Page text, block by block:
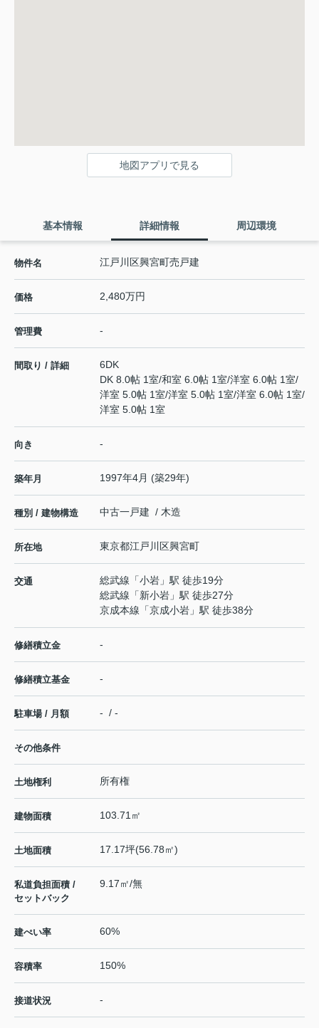
地図アプリで見る
基本情報 詳細情報 周辺環境
物件名 江戸川区興宮町売戸建
価格 2,480万円
管理費 -
間取り / 詳細
6DK
DK 8.0帖 1室/和室 6.0帖 1室/洋室 6.0帖 1室/
洋室 5.0帖 1室/洋室 5.0帖 1室/洋室 6.0帖 1室/
洋室 5.0帖 1室
向き -
築年月 1997年4月 (築29年)
種別 / 建物構造 中古一戸建 / 木造
所在地 東京都江戸川区興宮町
交通 総武線 「小岩 」駅 徒歩19分
総武線 「新小岩 」駅 徒歩27分
京成本線 「京成小岩 」駅 徒歩38分
修繕積立金 -
修繕積立基金 -
駐車場 / 月額 - / -
その他条件
土地権利 所有権
建物面積 103.71㎡
土地面積 17.17坪(56.78㎡)
私道負担面積 /
セットバック
9.17㎡/無
建ぺい率 60%
容積率 150%
接道状況 -